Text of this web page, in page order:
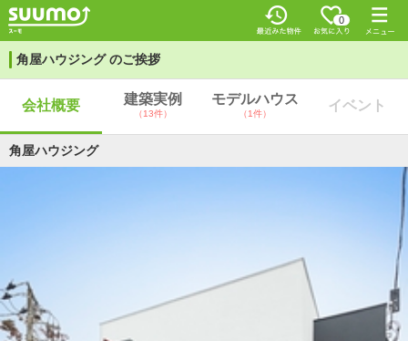
0
角屋ハウジング のご挨拶
会社概要 建築実例
（13件）
モデルハウス
（1件）
イベント
角屋ハウジング